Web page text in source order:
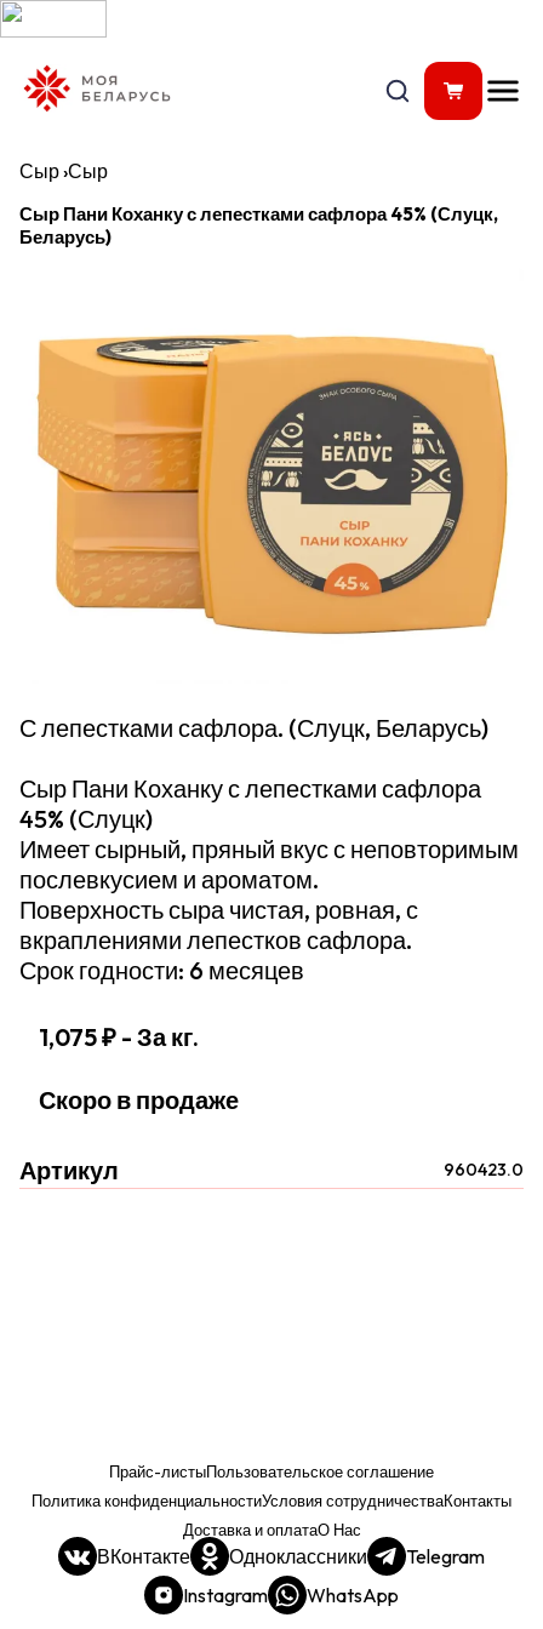
Сыр›Сыр
Сыр Пани Коханку с лепестками сафлора 45% (Слуцк,
Беларусь)
С лепестками сафлора. (Слуцк, Беларусь)
Сыр Пани Коханку с лепестками сафлора
45% (Слуцк)
Имеет сырный, пряный вкус с неповторимым
послевкусием и ароматом.
Поверхность сыра чистая, ровная, с
вкраплениями лепестков сафлора.
Срок годности: 6 месяцев
1,075 ₽ - За кг.
Скоро в продаже
Артикул 960423.0
Прайс-листыПользовательское соглашение
Политика конфиденциальностиУсловия сотрудничестваКонтакты
Доставка и оплатаО Нас
ВКонтакте Одноклассники
Telegram
Instagram
WhatsApp